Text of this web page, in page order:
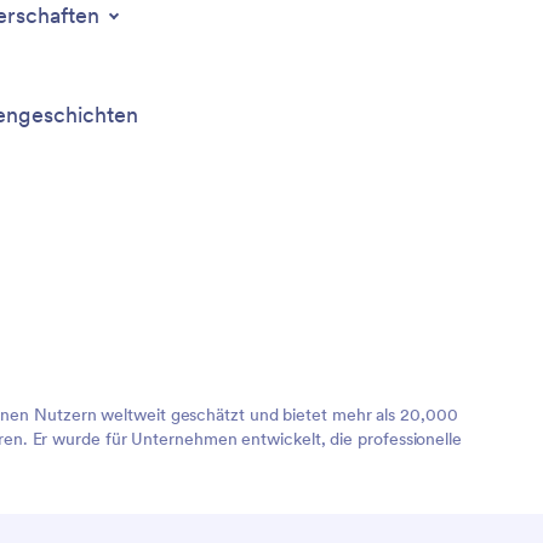
Nutzern weltweit geschätzt und bietet mehr als 20,000
Er wurde für Unternehmen entwickelt, die professionelle